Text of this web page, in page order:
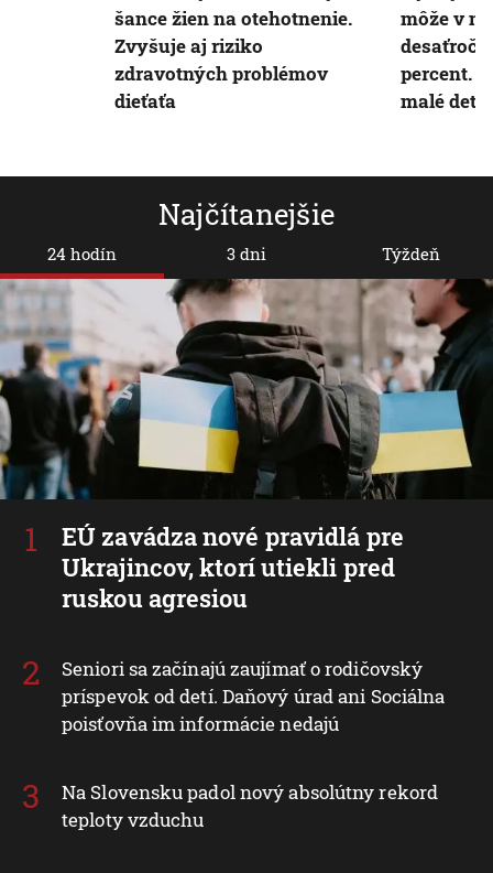
Najčítanejšie
24 hodín
EÚ zavádza nové pravidlá pre
Ukrajincov, ktorí utiekli pred
ruskou agresiou
Seniori sa začínajú zaujímať o rodičovský
príspevok od detí. Daňový úrad ani Sociálna
poisťovňa im informácie nedajú
Na Slovensku padol nový absolútny rekord
teploty vzduchu
3 dni Týždeň
šance žien na otehotnenie.
Zvyšuje aj riziko
zdravotných problémov
dieťaťa
môže v
percent.
malé deti